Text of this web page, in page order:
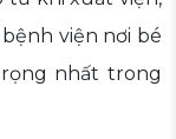
viện nơi bé
nhất trong